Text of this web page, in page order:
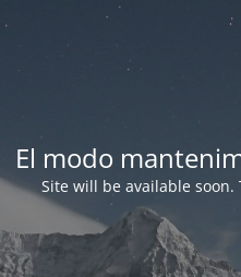
El modo
Site will be available